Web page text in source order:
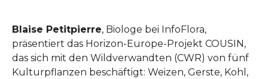
Blaise Petitpierre, Biologe bei InfoFlora,
präsentiert das Horizon-Europe-Projekt COUSIN,
das sich mit den Wildverwandten (CWR) von fünf
Kulturpflanzen beschäftigt: Weizen, Gerste, Kohl,